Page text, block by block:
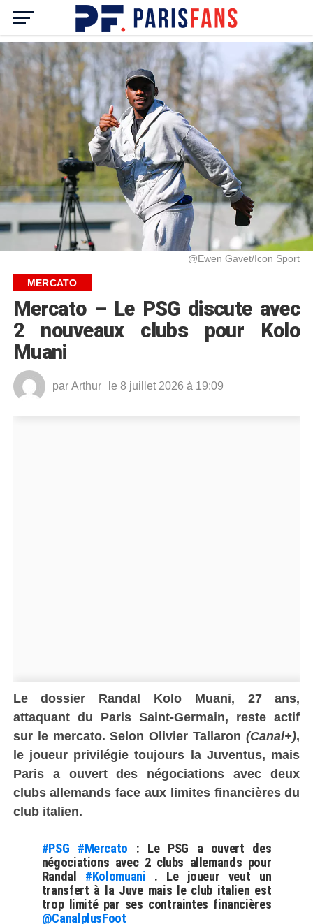
@Ewen Gavet/Icon Sport
MERCATO
Mercato – Le PSG discute avec
2 nouveaux clubs pour Kolo
Muani
par Arthur le 8 juillet 2026 à 19:09
Le dossier Randal Kolo Muani, 27 ans,
attaquant du Paris Saint-Germain, reste actif
sur le mercato. Selon Olivier Tallaron (Canal+),
le joueur privilégie toujours la Juventus, mais
Paris a ouvert des négociations avec deux
clubs allemands face aux limites financières du
club italien.
#PSG #Mercato : Le PSG a ouvert des
négociations avec 2 clubs allemands pour
Randal #Kolomuani . Le joueur veut un
transfert à la Juve mais le club italien est
trop limité par ses contraintes financières
@CanalplusFoot